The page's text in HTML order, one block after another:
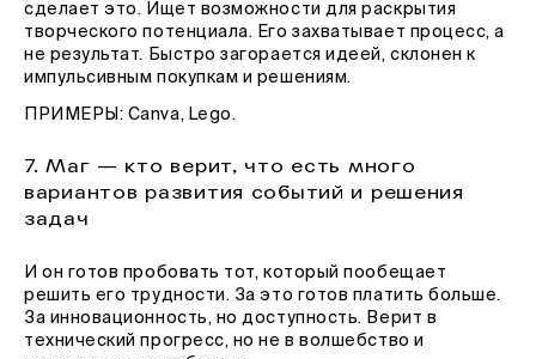
сделает это. Ищет возможности для раскрытия
творческого потенциала. Его захватывает процесс, а
не результат. Быстро загорается идеей, склонен к
импульсивным покупкам и решениям.
ПРИМЕРЫ: Canva, Lego.
7. Маг — кто верит, что есть много
вариантов развития событий и решения
задач
И он готов пробовать тот, который пообещает
решить его трудности. За это готов платить больше.
За инновационность, но доступность. Верит в
технический прогресс, но не в волшебство и